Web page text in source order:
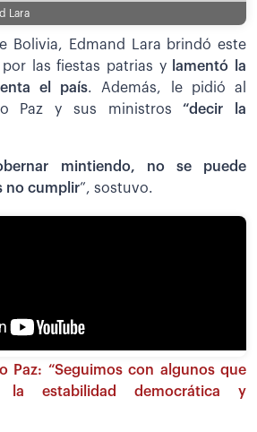
Lara
Bolivia, Edmand Lara brindó este
las fiestas patrias y
lamentó la
el país. Además, le pidió al
Paz y sus ministros“decir la
mintiendo, no se puede
no cumplir”, sostuvo.
Paz: “Seguimos con algunos que
la estabilidad democrática y